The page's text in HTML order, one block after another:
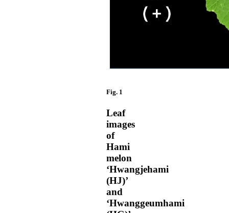
Fig. 1
Leaf
images
of
Hami
melon
‘Hwangjehami
(HJ)’
and
‘Hwanggeumhami